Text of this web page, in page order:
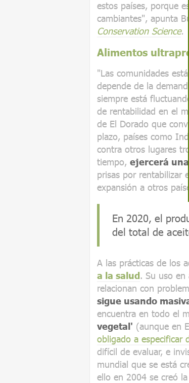
estos países, porque
cambiantes", apunta
Conservation Science.
Alimentos
"Las comunidades
depende de la
siempre está
de rentabilidad en el
de El Dorado que
plazo, países como
contra otros lugares
tiempo, ejercerá
prisas por rentabilizar
expansión a otros
En 2020, el
del total de
A las prácticas de los
a la salud. Su uso en
relacionan con
sigue usando
encuentra en todo el
vegetal' (aunque en
obligado a especificar
difícil de evaluar, e
mundial que se está
ello en 2004 se creó la